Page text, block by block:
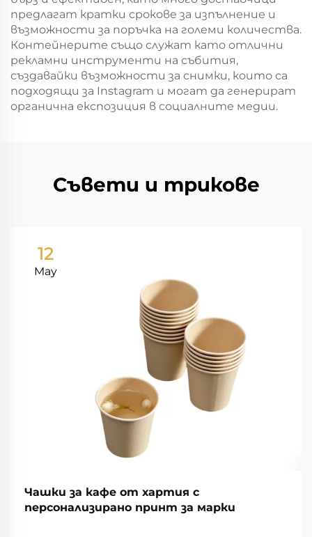
предлагат кратки срокове за изпълнение и
възможности за поръчка на големи количества.
Контейнерите също служат като отлични
рекламни инструменти на събития,
създавайки възможности за снимки, които са
подходящи за Instagram и могат да генерират
органична експозиция в социалните медии.
Съвети и трикове
12
May
Чашки за кафе от хартия с
персонализирано принт за марки